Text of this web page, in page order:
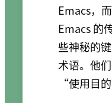
Emacs，
Emacs 的
些神秘的
术语。他
“使用目